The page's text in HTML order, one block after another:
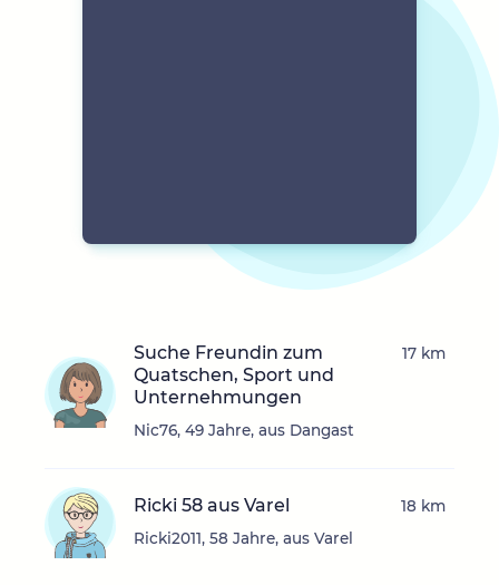
Suche Freundin zum
Quatschen, Sport und
Unternehmungen
Nic76, 49 Jahre, aus Dangast
17 km
Ricki 58 aus Varel
Ricki2011, 58 Jahre, aus Varel
18 km